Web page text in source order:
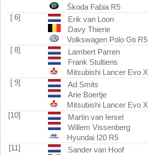
Škoda Fabia R5
[ 6]
Erik van Loon
Davy Thierie
Volkswagen Polo Gti R5
[ 8]
Lambert Parren
Frank Stultiens
Mitsubishi Lancer Evo X
[ 9]
Ad Smits
Arie Boertje
Mitsubishi Lancer Evo X
[10]
Martin van Iersel
Willem Vissenberg
Hyundai I20 R5
[11]
Sander van Hoof